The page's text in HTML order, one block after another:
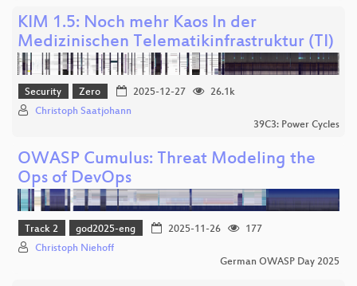
KIM 1.5: Noch mehr Kaos In der
Medizinischen Telematikinfrastruktur (TI)
Security Zero 2025-12-27
26.1k
Christoph Saatjohann
39C3: Power Cycles
OWASP Cumulus: Threat Modeling the
Ops of DevOps
Track 2 god2025-eng 2025-11-26
177
Christoph Niehoff
German OWASP Day 2025